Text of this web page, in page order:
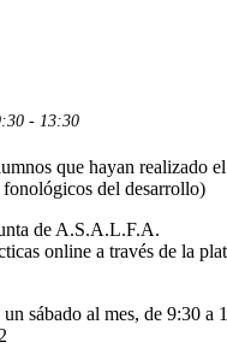
- 13:30
que hayan realizado
del desarrollo)
de A.S.A.L.F.A.
online a través de la
sábado al mes, de 9:30 a